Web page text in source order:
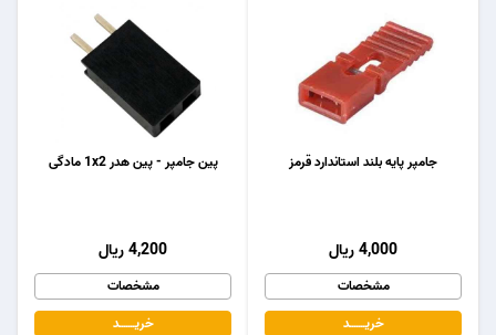
پین جامپر - پین هدر 1x2 مادگی
4,200 ریال
مشخصات
خریـــــــد
جامپر پایه بلند استاندارد قرمز
4,000 ریال
مشخصات
خریـــــــد